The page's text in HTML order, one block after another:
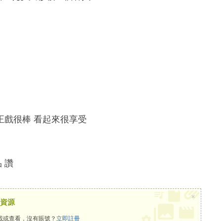
戲很棒 看起來很享受
讚
源
查看，沒有賬號？ 立即註冊
×